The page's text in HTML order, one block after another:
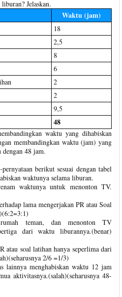
Jelaskan.
Waktu (jam)
18
2,5
8
6
2
2
9,5
48
waktu yang dihabiskan
membandingkan waktu (jam) yang
dengan 48 jam.
berikut sesuai dengan tabel
waktunya selama liburan.
waktunya untuk menonton TV.
lama mengerjakan PR atau Soal
teman, dan menonton TV
dari waktu liburannya.(benar)
atau soal latihan hanya seperlima dari
2/6 =1/3)
lainnya menghabiskan waktu 12 jam
aktivitasnya.(salah)(seharusnya 48-